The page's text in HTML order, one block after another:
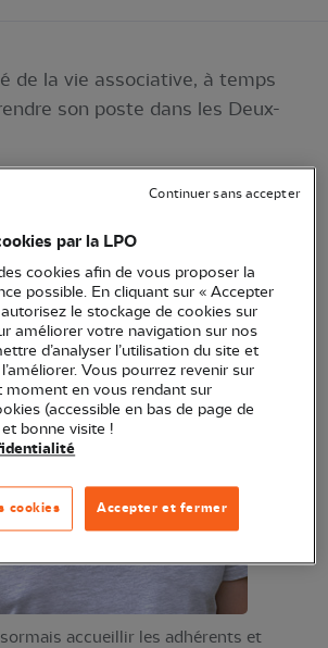
de la vie associative, à temps
son poste dans les Deux-
accueillir les adhérents et
par la LPO
cookies afin de vous proposer la
possible. En cliquant sur « Accepter
le stockage de cookies sur
améliorer votre navigation sur nos
d’analyser l’utilisation du site et
Vous pourrez revenir sur
moment en vous rendant sur
(accessible en bas de page de
bonne visite !
Accepter et fermer
cookies
Continuer sans accepter